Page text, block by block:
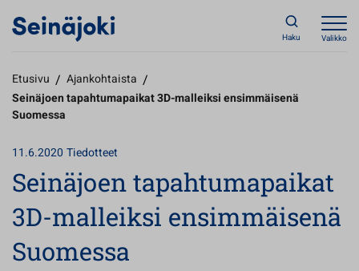
Haku Valikko
Etusivu / Ajankohtaista /
Seinäjoen tapahtumapaikat 3D-malleiksi ensimmäisenä
Suomessa
11.6.2020 Tiedotteet
Seinäjoen tapahtumapaikat
3D-malleiksi ensimmäisenä
Suomessa